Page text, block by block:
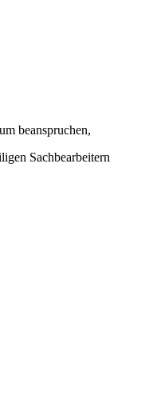
beanspruchen,
Sachbearbeitern